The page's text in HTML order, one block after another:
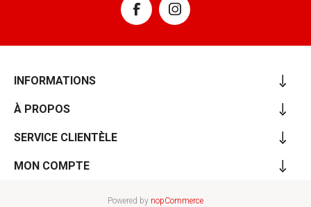
INFORMATIONS
À PROPOS
SERVICE CLIENTÈLE
MON COMPTE
Powered by nopCommerce